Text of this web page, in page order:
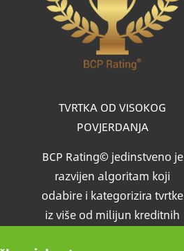
TVRTKA OD VISOKOG
POVJERDANJA
BCP Rating© jedinstveno je
razvijen algoritam koji
odabire i kategorizira tvrtke
iz više od milijun kreditnih